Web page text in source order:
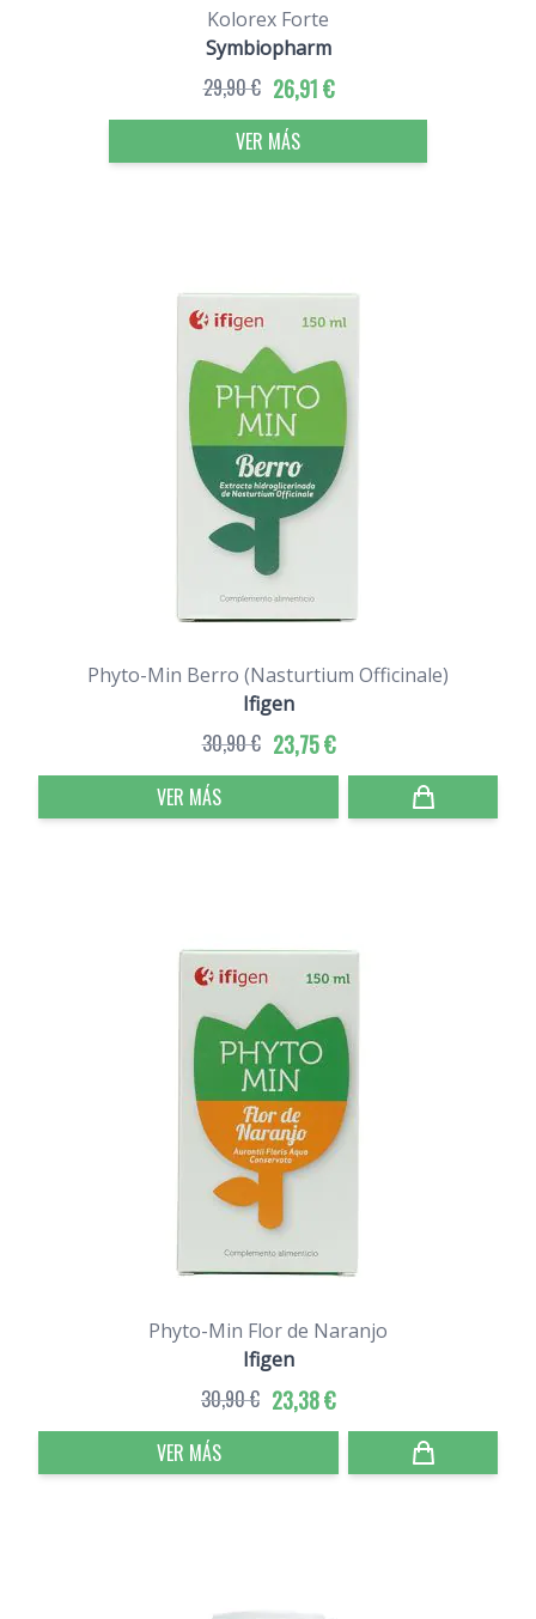
Kolorex Forte
Symbiopharm
26,91 €
29,90 €
VER MÁS
Phyto-Min Berro (Nasturtium Officinale)
Ifigen
23,75 €
30,90 €
VER MÁS
Phyto-Min Flor de Naranjo
Ifigen
23,38 €
30,90 €
VER MÁS